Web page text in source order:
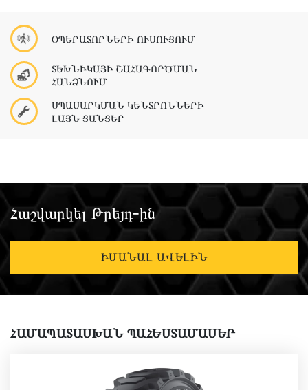
ՕՊԵՐԱՏՈՐՆԵՐԻ ՈՒՍՈՒՑՈՒՄ
ՏԵԽՆԻԿԱՅԻ ՇԱՀԱԳՈՐԾՄԱՆ
ՀԱՆՁՆՈՒՄ
ՍՊԱՍԱՐԿՄԱՆ ԿԵՆՏՐՈՆՆԵՐԻ
ԼԱՅՆ ՑԱՆՑԵՐ
Հաշվարկել Թրեյդ-ին
ԻՄԱՆԱԼ ԱՎԵԼԻՆ
ՀԱՄԱՊԱՏԱՍԽԱՆ ՊԱՀԵՍՏԱՄԱՍԵՐ